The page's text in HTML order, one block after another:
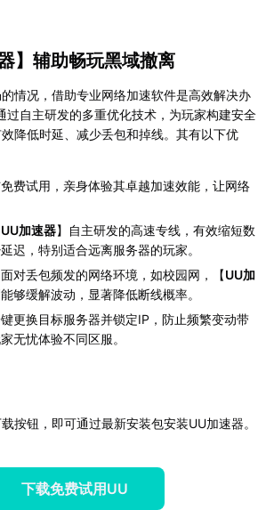
】辅助畅玩黑域撤离
情况，借助专业网络加速软件是高效解决办
过自主研发的多重优化技术，为玩家构建安全
降低时延、减少丢包和掉线。其有以下优
免费试用，亲身体验其卓越加速效能，让网络
UU加速器】自主研发的高速专线，有效缩短数
迟，特别适合远离服务器的玩家。
面对丢包频发的网络环境，如校园网，【UU加
够缓解波动，显著降低断线概率。
键更换目标服务器并锁定IP，防止频繁变动带
无忧体验不同区服。
按钮，即可通过最新安装包安装UU加速器。
下载免费试用UU